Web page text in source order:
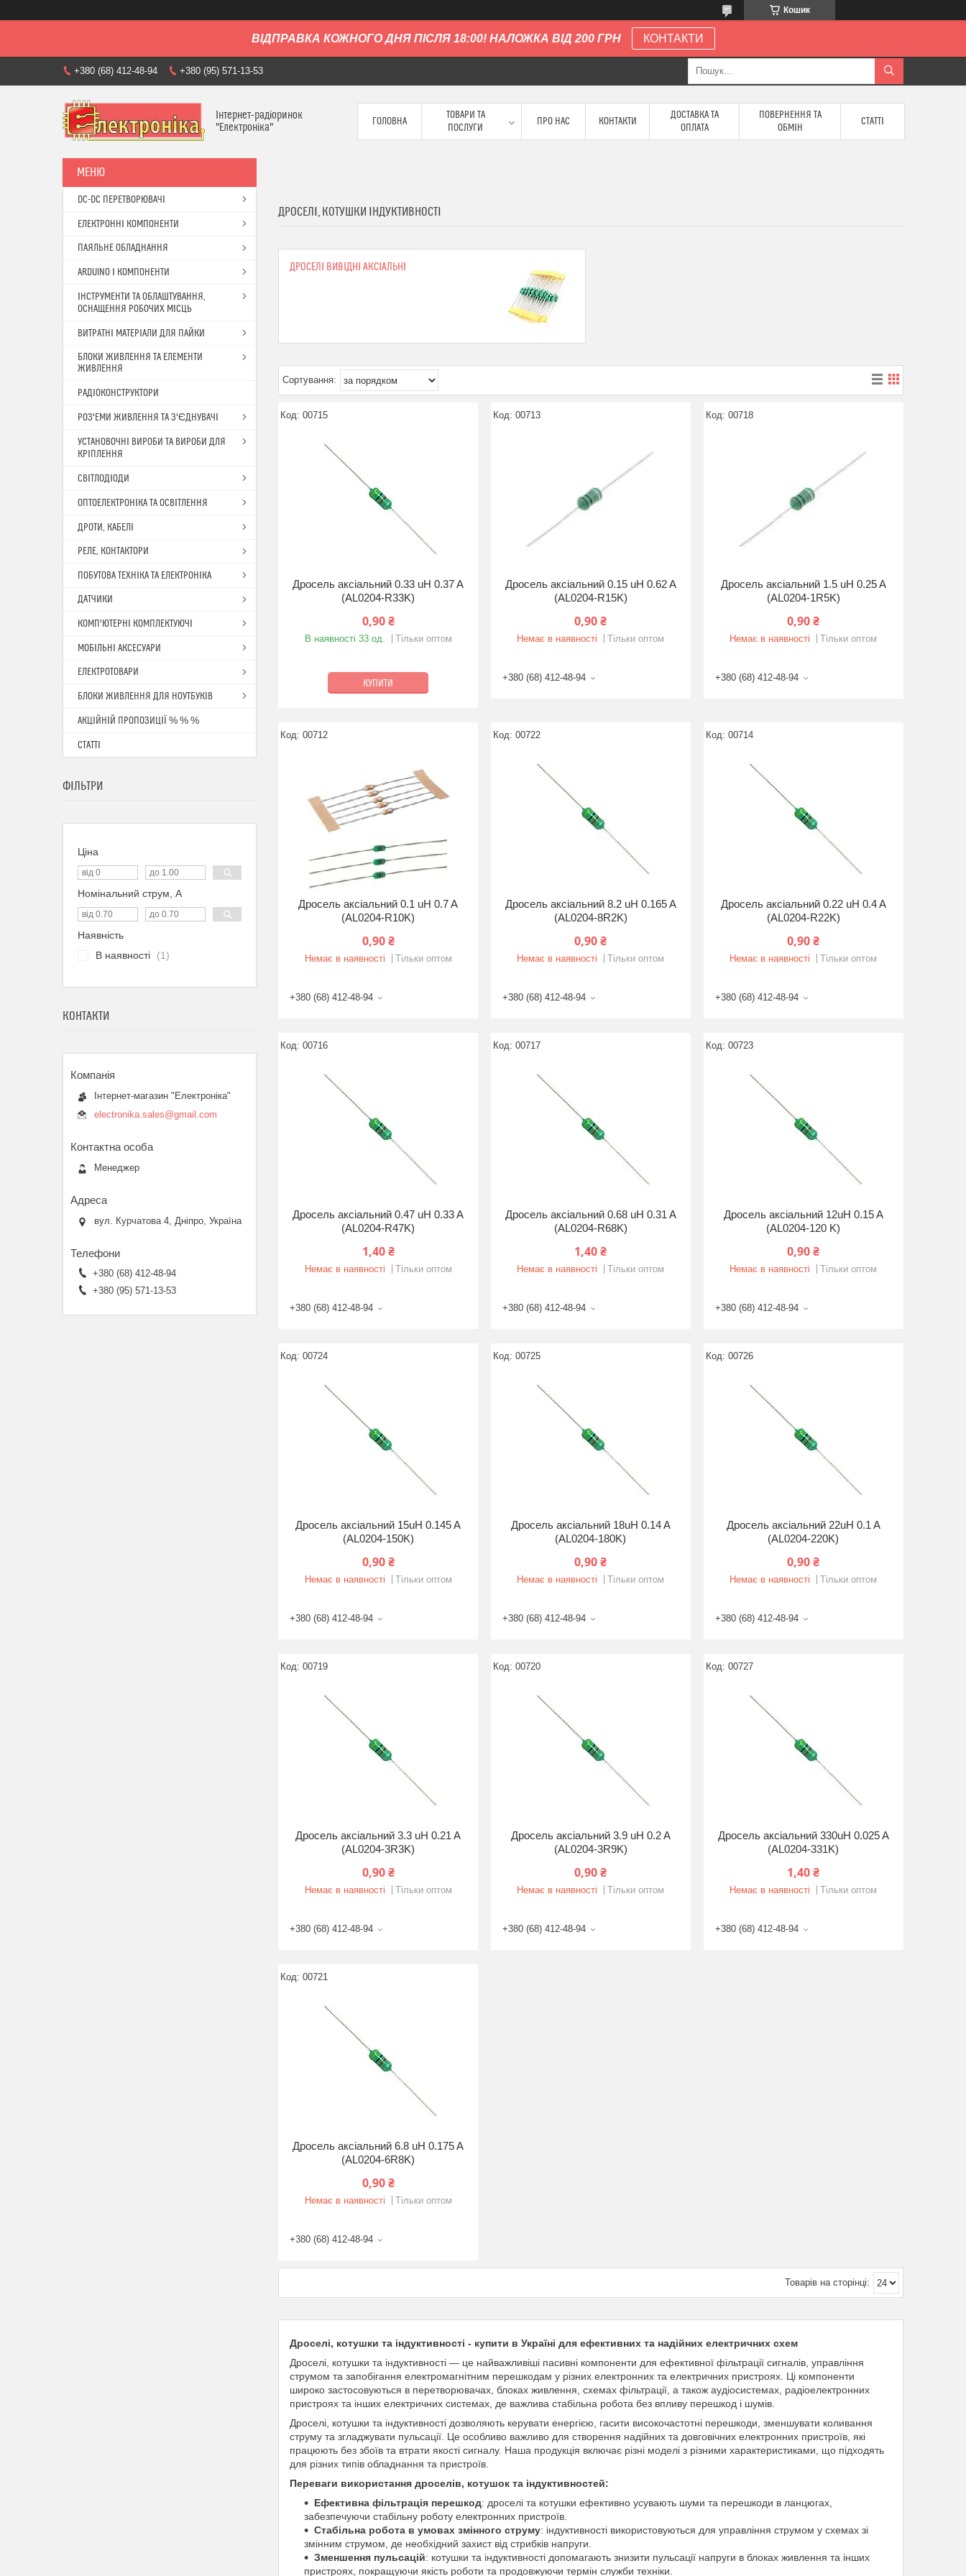
Кошик
ВІДПРАВКА КОЖНОГО ДНЯ ПІСЛЯ 18:00! НАЛОЖКА ВІД 200 ГРН КОНТАКТИ
+380 (68) 412-48-94 +380 (95) 571-13-53
Інтернет-радіоринок
"Електроніка"
ГОЛОВНА
ТОВАРИ ТА
ПОСЛУГИ
ПРО НАС КОНТАКТИ
ДОСТАВКА ТА
ОПЛАТА
ПОВЕРНЕННЯ ТА
ОБМІН
СТАТТІ
ДРОСЕЛІ, КОТУШКИ ІНДУКТИВНОСТІ
ДРОСЕЛІ ВИВІДНІ АКСІАЛЬНІ
00715
Дросель аксіальний 0.33 uH 0.37 A
(AL0204-R33K)
0,90 ₴
В наявності 33 од. Тільки оптом
КУПИТИ
00713
Дросель аксіальний 0.15 uH 0.62 A
(AL0204-R15K)
0,90 ₴
Немає в наявності Тільки оптом
+380 (68) 412-48-94
00718
Дросель аксіальний 1.5 uH 0.25 A
(AL0204-1R5K)
0,90 ₴
Немає в наявності Тільки оптом
+380 (68) 412-48-94
00712
Дросель аксіальний 0.1 uH 0.7 A
(AL0204-R10K)
0,90 ₴
Немає в наявності Тільки оптом
+380 (68) 412-48-94
00722
Дросель аксіальний 8.2 uH 0.165 A
(AL0204-8R2K)
0,90 ₴
Немає в наявності Тільки оптом
+380 (68) 412-48-94
00714
Дросель аксіальний 0.22 uH 0.4 A
(AL0204-R22K)
0,90 ₴
Немає в наявності Тільки оптом
+380 (68) 412-48-94
00716
Дросель аксіальний 0.47 uH 0.33 A
(AL0204-R47K)
1,40 ₴
Немає в наявності Тільки оптом
+380 (68) 412-48-94
00717
Дросель аксіальний 0.68 uH 0.31 A
(AL0204-R68K)
1,40 ₴
Немає в наявності Тільки оптом
+380 (68) 412-48-94
00723
Дросель аксіальний 12uH 0.15 A
(AL0204-120 K)
0,90 ₴
Немає в наявності Тільки оптом
+380 (68) 412-48-94
00724
Дросель аксіальний 15uH 0.145 A
(AL0204-150K)
0,90 ₴
Немає в наявності Тільки оптом
+380 (68) 412-48-94
00725
Дросель аксіальний 18uH 0.14 A
(AL0204-180K)
0,90 ₴
Немає в наявності Тільки оптом
+380 (68) 412-48-94
00726
Дросель аксіальний 22uH 0.1 A
(AL0204-220K)
0,90 ₴
Немає в наявності Тільки оптом
+380 (68) 412-48-94
00719
Дросель аксіальний 3.3 uH 0.21 A
(AL0204-3R3K)
0,90 ₴
Немає в наявності Тільки оптом
+380 (68) 412-48-94
00720
Дросель аксіальний 3.9 uH 0.2 A
(AL0204-3R9K)
0,90 ₴
Немає в наявності Тільки оптом
+380 (68) 412-48-94
00727
Дросель аксіальний 330uH 0.025 A
(AL0204-331K)
1,40 ₴
Немає в наявності Тільки оптом
+380 (68) 412-48-94
00721
Дросель аксіальний 6.8 uH 0.175 A
(AL0204-6R8K)
0,90 ₴
Немає в наявності Тільки оптом
+380 (68) 412-48-94
Дроселі, котушки та індуктивності - купити в Україні для ефективних та надійних електричних схем
Дроселі, котушки та індуктивності — це найважливіші пасивні компоненти для ефективної фільтрації сигналів, управління
струмом та запобігання електромагнітним перешкодам у різних електронних та електричних пристроях. Ці компоненти
широко застосовуються в перетворювачах, блоках живлення, схемах фільтрації, а також аудіосистемах, радіоелектронних
пристроях та інших електричних системах, де важлива стабільна робота без впливу перешкод і шумів.
Дроселі, котушки та індуктивності дозволяють керувати енергією, гасити високочастотні перешкоди, зменшувати коливання
струму та згладжувати пульсації. Це особливо важливо для створення надійних та довговічних електронних пристроїв, які
працюють без збоїв та втрати якості сигналу. Наша продукція включає різні моделі з різними характеристиками, що підходять
для різних типів обладнання та пристроїв.
Переваги використання дроселів, котушок та індуктивностей:
Ефективна фільтрація перешкод: дроселі та котушки ефективно усувають шуми та перешкоди в ланцюгах,
забезпечуючи стабільну роботу електронних пристроїв.
Стабільна робота в умовах змінного струму: індуктивності використовуються для управління струмом у схемах зі
змінним струмом, де необхідний захист від стрибків напруги.
Зменшення пульсацій: котушки та індуктивності допомагають знизити пульсації напруги в блоках живлення та інших
пристроях, покращуючи якість роботи та продовжуючи термін служби техніки.
DC-DC ПЕРЕТВОРЮВАЧІ
ЕЛЕКТРОННІ КОМПОНЕНТИ
ПАЯЛЬНЕ ОБЛАДНАННЯ
ARDUINO І КОМПОНЕНТИ
ІНСТРУМЕНТИ ТА ОБЛАШТУВАННЯ,
ОСНАЩЕННЯ РОБОЧИХ МІСЦЬ
ВИТРАТНІ МАТЕРІАЛИ ДЛЯ ПАЙКИ
БЛОКИ ЖИВЛЕННЯ ТА ЕЛЕМЕНТИ
ЖИВЛЕННЯ
РАДІОКОНСТРУКТОРИ
РОЗ'ЕМИ ЖИВЛЕННЯ ТА З'ЄДНУВАЧІ
УСТАНОВОЧНІ ВИРОБИ ТА ВИРОБИ ДЛЯ
КРІПЛЕННЯ
СВІТЛОДІОДИ
ОПТОЕЛЕКТРОНІКА ТА ОСВІТЛЕННЯ
ДРОТИ, КАБЕЛІ
РЕЛЕ, КОНТАКТОРИ
ПОБУТОВА ТЕХНІКА ТА ЕЛЕКТРОНІКА
ДАТЧИКИ
КОМП'ЮТЕРНІ КОМПЛЕКТУЮЧІ
МОБІЛЬНІ АКСЕСУАРИ
ЕЛЕКТРОТОВАРИ
БЛОКИ ЖИВЛЕННЯ ДЛЯ НОУТБУКІВ
АКЦІЙНІЙ ПРОПОЗИЦІЇ % % %
СТАТТІ
ФІЛЬТРИ
Ціна
Номінальний струм, А
Наявність
В наявності
1
КОНТАКТИ
Інтернет-магазин "Електроніка"
electronika.sales@gmail.com
Менеджер
вул. Курчатова 4, Дніпро, Україна
+380 (68) 412-48-94
+380 (95) 571-13-53